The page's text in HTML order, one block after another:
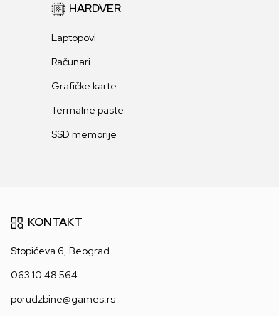
HARDVER
Laptopovi
Računari
Grafičke karte
Termalne paste
SSD memorije
KONTAKT
Stopićeva 6, Beograd
063 10 48 564
porudzbine@games.rs